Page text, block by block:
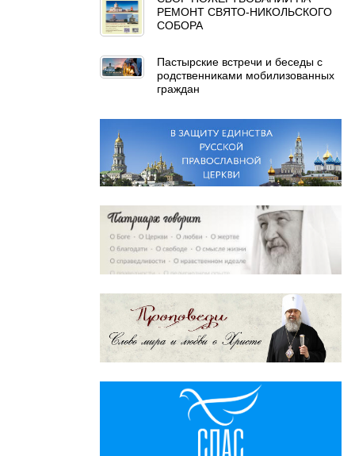
РЕМОНТ СВЯТО-НИКОЛЬСКОГО
СОБОРА
Пастырские встречи и беседы с
родственниками мобилизованных
граждан